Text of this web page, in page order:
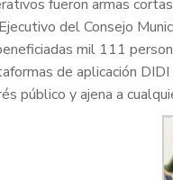
fueron armas
del Consejo
mil 111
de aplicación
público y ajena a